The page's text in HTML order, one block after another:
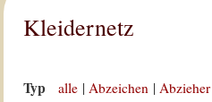
Kleidernetz
Typ alle |Abzeichen |